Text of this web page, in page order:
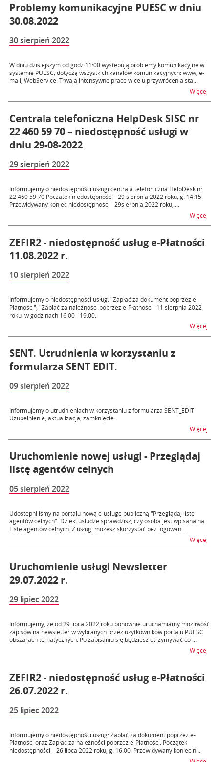
Problemy komunikacyjne PUESC w dniu
30.08.2022
30 sierpień 2022
W dniu dzisiejszym od godz 11:00 występują problemy komunikacyjne w
systemie PUESC, dotyczą wszystkich kanałów komunikacyjnych: www, e-
mail, WebService. Trwają intensywne prace w celu przywrócenia sta...
Więcej
Centrala telefoniczna HelpDesk SISC nr
22 460 59 70 – niedostępność usługi w
dniu 29-08-2022
29 sierpień 2022
Informujemy o niedostępności usługi centrala telefoniczna HelpDesk nr
22 460 59 70 Początek niedostępności - 29 sierpnia 2022 roku, g. 14:15
Przewidywany koniec niedostępności - 29sierpnia 2022 roku, ...
Więcej
ZEFIR2 - niedostępność usług e-Płatności
11.08.2022 r.
10 sierpień 2022
Informujemy o niedostępności usług: "Zapłać za dokument poprzez e-
Płatności", "Zapłać za należności poprzez e-Płatności" 11 sierpnia 2022
roku, w godzinach 16:00 - 19:00.
Więcej
SENT. Utrudnienia w korzystaniu z
formularza SENT EDIT.
09 sierpień 2022
Informujemy o utrudnieniach w korzystaniu z formularza SENT_EDIT
Uzupełnienie, aktualizacja, zamknięcie.
Więcej
Uruchomienie nowej usługi - Przeglądaj
listę agentów celnych
05 sierpień 2022
Udostępniliśmy na portalu nową e-usługę publiczną "Przeglądaj listę
agentów celnych". Dzięki usłudze sprawdzisz, czy osoba jest wpisana na
Listę agentów celnych. Z usługi możesz skorzystać bez logowan...
Więcej
Uruchomienie usługi Newsletter
29.07.2022 r.
29 lipiec 2022
Informujemy, że od 29 lipca 2022 roku ponownie uruchamiamy możliwość
zapisów na newsletter w wybranych przez użytkowników portalu PUESC
obszarach tematycznych. Po zapisaniu się będziesz otrzymywać co ...
Więcej
ZEFIR2 - niedostępność usług e-Płatności
26.07.2022 r.
25 lipiec 2022
Informujemy o niedostępności usług: Zapłać za dokument poprzez e-
Płatności oraz Zapłać za należności poprzez e-Płatności. Początek
niedostępności – 26 lipca 2022 roku, g. 16:00. Przewidywany koniec ni...